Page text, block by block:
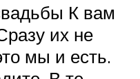
К вам
их не
мы и есть.